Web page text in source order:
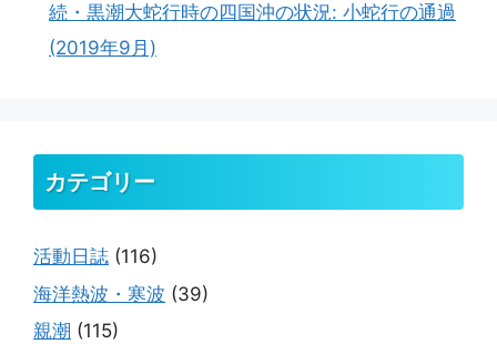
続・黒潮大蛇行時の四国沖の状況: 小蛇行の通過
(2019年9月)
カテゴリー
活動日誌 (116)
海洋熱波・寒波 (39)
親潮 (115)